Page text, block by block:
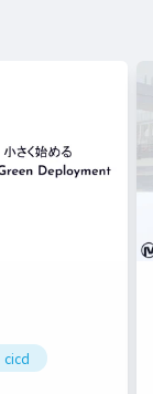
llvm
cicd